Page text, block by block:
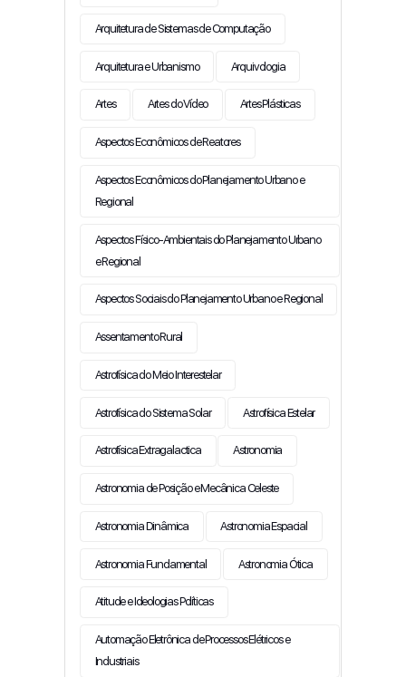
Arquitetura de Sistemas de Computação
Arquitetura e Urbanismo Arquivologia
Artes Artes do Vídeo Artes Plásticas
Aspectos Econômicos de Reatores
Aspectos Econômicos do Planejamento Urbano e
Regional
Aspectos Físico-Ambientais do Planejamento Urbano
e Regional
Aspectos Sociais do Planejamento Urbano e Regional
Assentamento Rural
Astrofísica do Meio Interestelar
Astrofísica do Sistema Solar Astrofísica Estelar
Astrofísica Extragalactica Astronomia
Astronomia de Posição e Mecânica Celeste
Astronomia Dinâmica Astronomia Espacial
Astronomia Fundamental Astronomia Ótica
Atitude e Ideologias Políticas
Automação Eletrônica de Processos Elétricos e
Industriais